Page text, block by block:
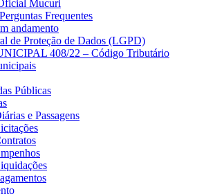
Mucuri
Frequentes
andamento
de Proteção de Dados (LGPD)
408/22 – Código Tributário
Públicas
e Passagens